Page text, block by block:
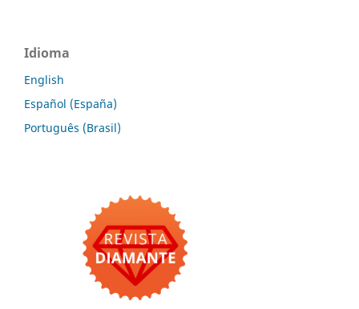
Idioma
English
Español (España)
Português (Brasil)